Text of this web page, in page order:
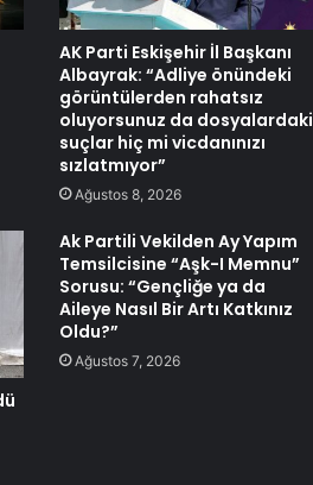
AK Parti Eskişehir İl Başkanı
Albayrak: “Adliye önündeki
görüntülerden rahatsız
oluyorsunuz da dosyalardaki
suçlar hiç mi vicdanınızı
sızlatmıyor”
Ağustos 8, 2026
Ak Partili Vekilden Ay Yapım
Temsilcisine “Aşk-I Memnu”
Sorusu: “Gençliğe ya da
Aileye Nasıl Bir Artı Katkınız
Oldu?”
Ağustos 7, 2026